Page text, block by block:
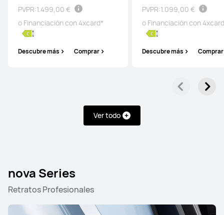
PVPR:1.499,00 €
o Financiación con 4xcard*
Descubre más Comprar
PVPR:1.099,00 €
o Financiación con
Descubre más Comprar
Ver todo
nova Series
Retratos Profesionales